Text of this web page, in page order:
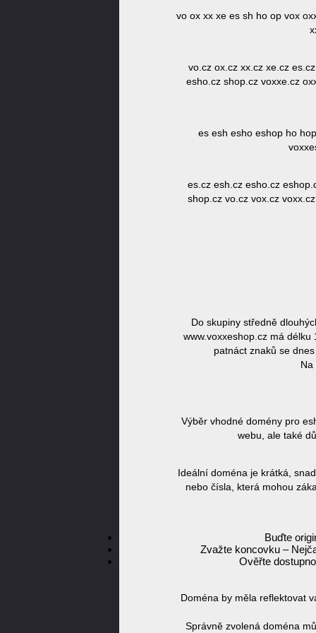
vo ox xx xe es sh ho op vox
vo.cz ox.cz xx.cz xe.cz
esho.cz shop.cz voxxe.cz
es esh esho eshop ho
es.cz esh.cz esho.cz
shop.cz vo.cz vox.cz
Do skupiny středně
www.voxxeshop.cz má
patnáct znaků se
Na
Výběr vhodné domény pro
webu, ale také
Ideální doména je krátká,
nebo čísla, která mohou
Buďte
Zvažte koncovku –
Ověřte
Doména by měla reflektovat
Správně zvolená doména